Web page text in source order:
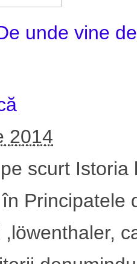
unde vine
2014
scurt
Principatele